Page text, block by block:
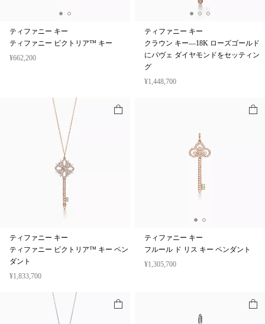
ティファニー キー
ティファニー ビクトリア™ キー
¥662,200
ティファニー キー
クラウン キー—18K ローズゴールド
にパヴェ ダイヤモンドをセッティン
グ
¥1,448,700
ティファニー キー
ティファニー ビクトリア™ キー ペン
ダント
¥1,833,700
ティファニー キー
フルール ド リス キー ペンダント
¥1,305,700